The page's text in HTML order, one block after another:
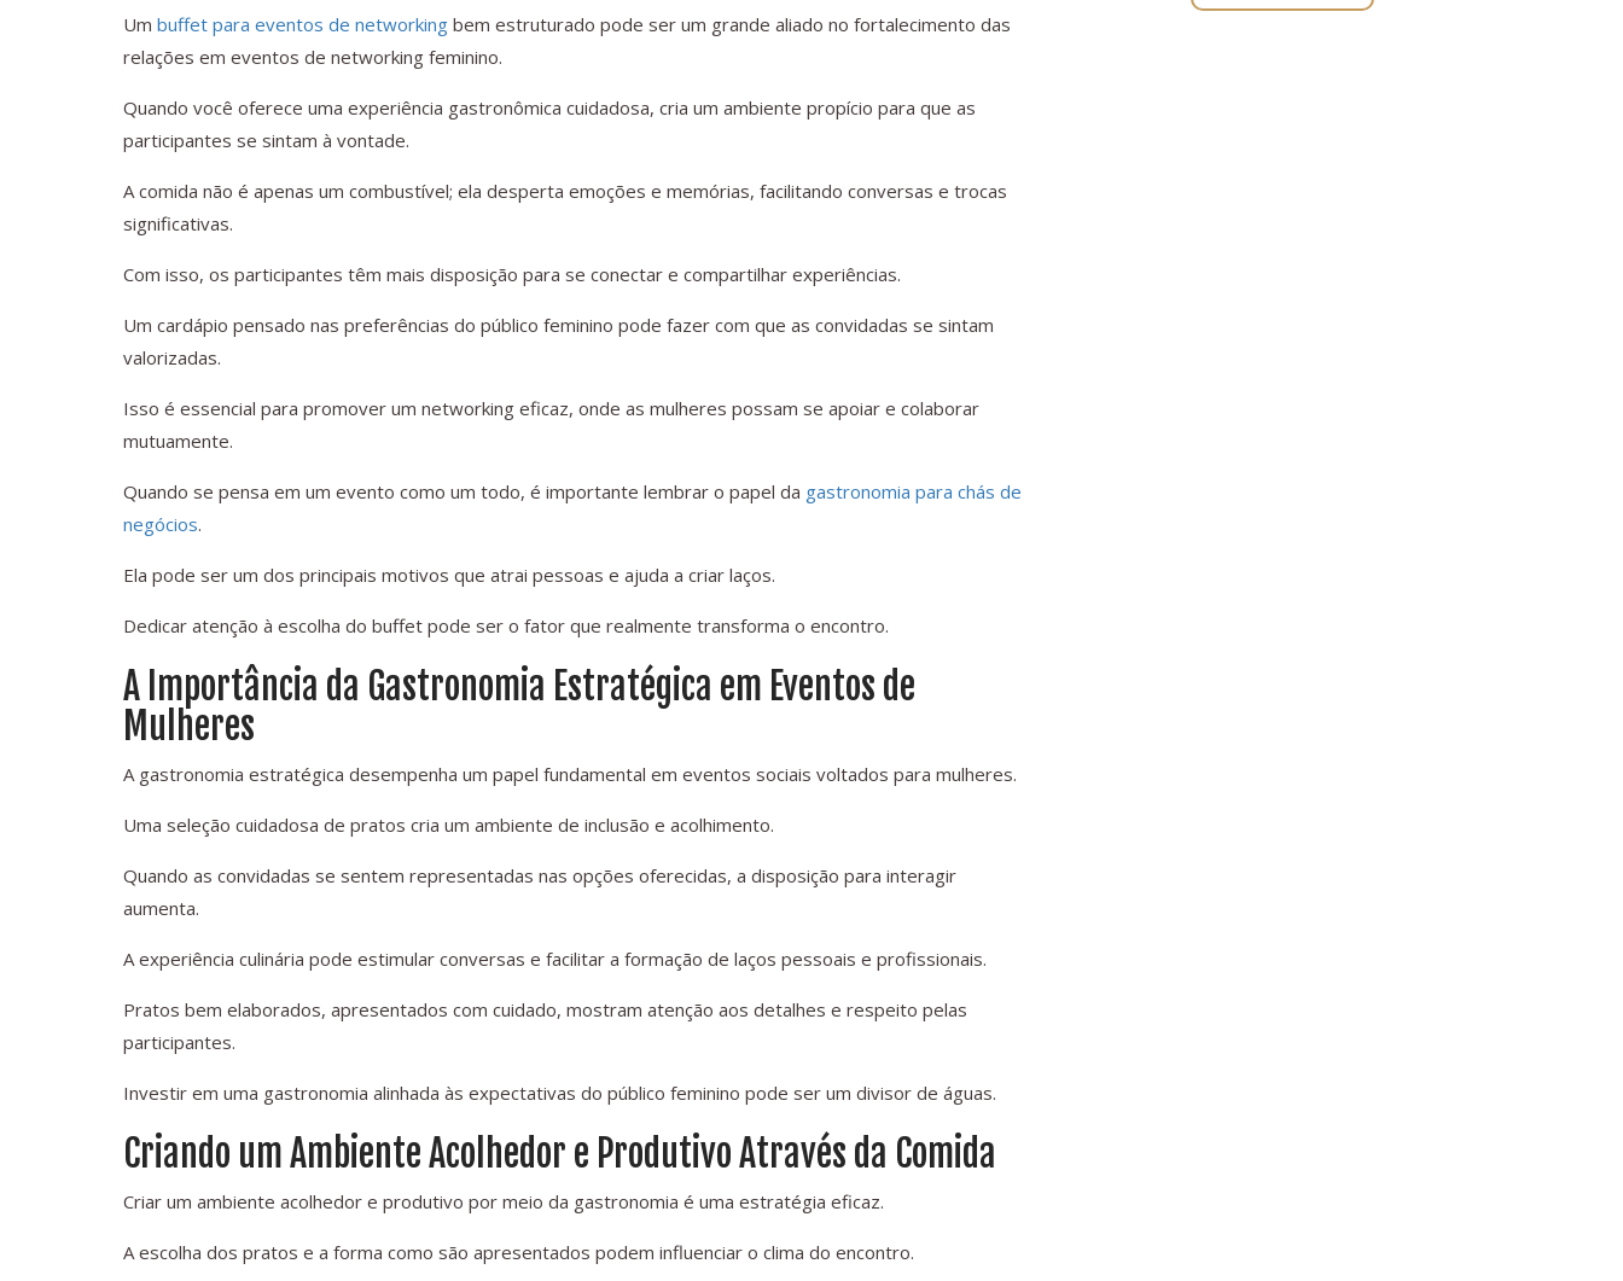
Um buffet para eventos de networking bem estruturado pode ser um grande aliado no fortalecimento das
relações em eventos de networking feminino.
Quando você oferece uma experiência gastronômica cuidadosa, cria um ambiente propício para que as
participantes se sintam à vontade.
A comida não é apenas um combustível; ela desperta emoções e memórias, facilitando conversas e trocas
significativas.
Com isso, os participantes têm mais disposição para se conectar e compartilhar experiências.
Um cardápio pensado nas preferências do público feminino pode fazer com que as convidadas se sintam
valorizadas.
Isso é essencial para promover um networking eficaz, onde as mulheres possam se apoiar e colaborar
mutuamente.
Quando se pensa em um evento como um todo, é importante lembrar o papel da gastronomia para chás de
negócios.
Ela pode ser um dos principais motivos que atrai pessoas e ajuda a criar laços.
Dedicar atenção à escolha do buffet pode ser o fator que realmente transforma o encontro.
A Importância da Gastronomia Estratégica em Eventos de
Mulheres
A gastronomia estratégica desempenha um papel fundamental em eventos sociais voltados para mulheres.
Uma seleção cuidadosa de pratos cria um ambiente de inclusão e acolhimento.
Quando as convidadas se sentem representadas nas opções oferecidas, a disposição para interagir
aumenta.
A experiência culinária pode estimular conversas e facilitar a formação de laços pessoais e profissionais.
Pratos bem elaborados, apresentados com cuidado, mostram atenção aos detalhes e respeito pelas
participantes.
Investir em uma gastronomia alinhada às expectativas do público feminino pode ser um divisor de águas.
Criando um Ambiente Acolhedor e Produtivo Através da Comida
Criar um ambiente acolhedor e produtivo por meio da gastronomia é uma estratégia eficaz.
A escolha dos pratos e a forma como são apresentados podem influenciar o clima do encontro.